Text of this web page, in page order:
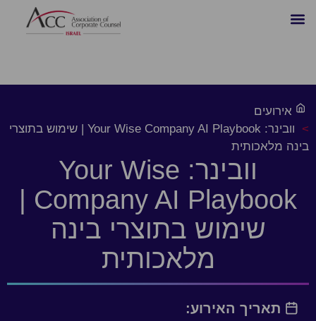
אירועים
>
וובינר: Your Wise Company AI Playbook | שימוש בתוצרי
בינה מלאכותית
וובינר: Your Wise
שימוש בתוצרי בינה
מלאכותית
תאריך האירוע: